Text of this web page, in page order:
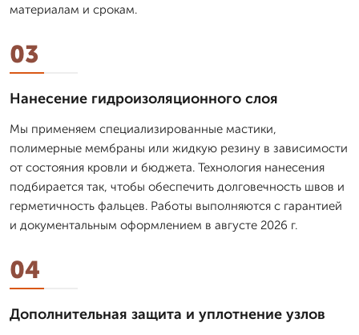
материалам и срокам.
03
Нанесение гидроизоляционного слоя
Мы применяем специализированные мастики,
полимерные мембраны или жидкую резину в зависимости
от состояния кровли и бюджета. Технология нанесения
подбирается так, чтобы обеспечить долговечность швов и
герметичность фальцев. Работы выполняются с гарантией
и документальным оформлением в августе 2026 г.
04
Дополнительная защита и уплотнение узлов